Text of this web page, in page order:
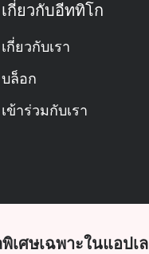
เกี่ยวกับอีททิโก
เกี่ยวกับเรา
บล็อก
เข้าร่วมกับเรา
พิเศษเฉพาะในแอปเ